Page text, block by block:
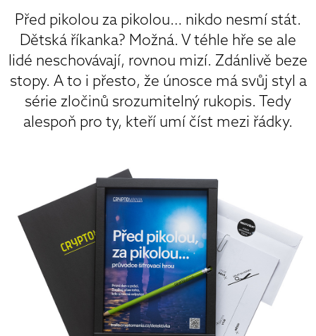
Před pikolou za pikolou… nikdo nesmí stát.
Dětská říkanka? Možná. V téhle hře se ale
lidé neschovávají, rovnou mizí. Zdánlivě beze
stopy. A to i přesto, že únosce má svůj styl a
série zločinů srozumitelný rukopis. Tedy
alespoň pro ty, kteří umí číst mezi řádky.